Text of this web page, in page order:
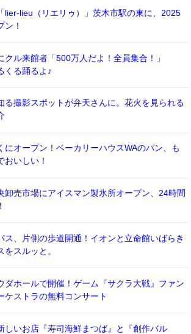
lier-lieu（リエリゥ）」茨木市駅の東に、2025
ン！
クル来館者「500万人だよ！全員集合！」
くる踊るよ♪
る撮影スポットが弁天さんに。花火を見られる
にオープン！ベーカリーハウスWAのパン、も
おいしい！
卸売市場にアイスマン製氷所オープン、24時間
ス、片側の歩道開通！イオンと立命館いばらき
をスルッと。
ダホールで開催！ゲーム『サクラ大戦』ファン
ケストラの無料コンサート
しいお店『寿司海鮮まつば』と『創作バル